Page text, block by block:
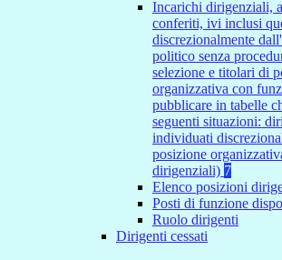
Incarichi dirigenziali,
conferiti, ivi inclusi
discrezionalmente
politico senza
selezione e titolari di
organizzativa con
pubblicare in tabelle
seguenti situazioni:
individuati
posizione
dirigenziali) 7
Elenco posizioni
Posti di funzione
Ruolo dirigenti
Dirigenti cessati